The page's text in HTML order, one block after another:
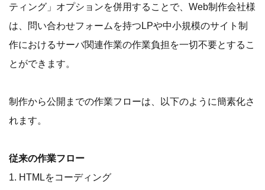
ティング」オプションを併用することで、Web制作会社様
は、問い合わせフォームを持つLPや中小規模のサイト制
作におけるサーバ関連作業の作業負担を一切不要とするこ
とができます。
制作から公開までの作業フローは、以下のように簡素化さ
れます。
従来の作業フロー
1. HTMLをコーディング